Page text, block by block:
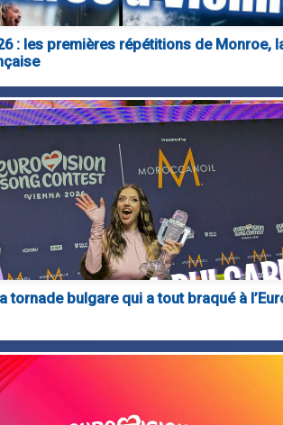
: les premières répétitions de Monroe,
tornade bulgare qui a tout braqué à